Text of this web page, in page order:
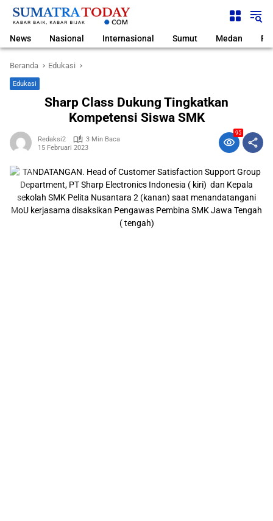
Langsung
News Nasional Internasional Sumut Medan
Beranda Edukasi
Edukasi
Sharp Class Dukung Tingkatkan
Kompetensi Siswa SMK
Redaksi2
3 Min Baca
15 Februari 2023
95